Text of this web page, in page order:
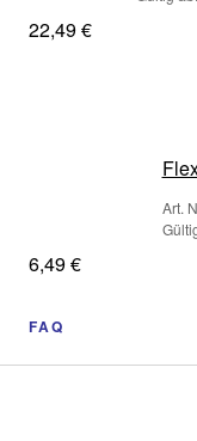
22,49 €
Art.
6,49 €
FAQ